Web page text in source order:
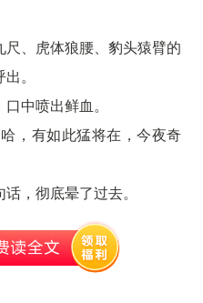
、虎体狼腰、豹头猿臂的
。
中喷出鲜血。
，有如此猛将在，今夜奇
，彻底晕了过去。